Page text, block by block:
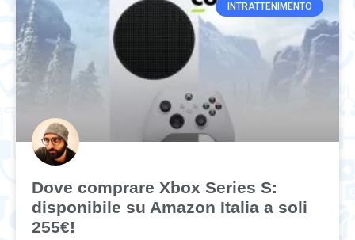
INTRATTENIMENTO
Dove comprare Xbox Series S:
disponibile su Amazon Italia a soli
255€!